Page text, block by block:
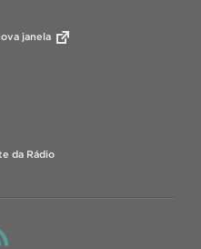
janela
da Rádio